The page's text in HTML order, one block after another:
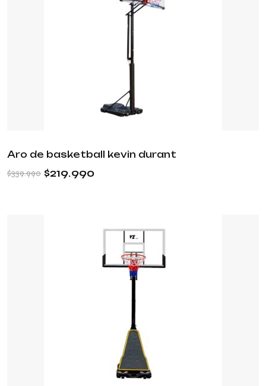
Aro de basketball kevin durant
$339.990 $219.990